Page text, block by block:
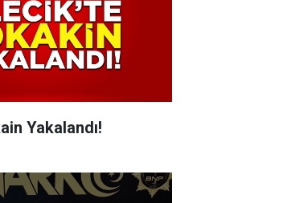
Yakalandı!